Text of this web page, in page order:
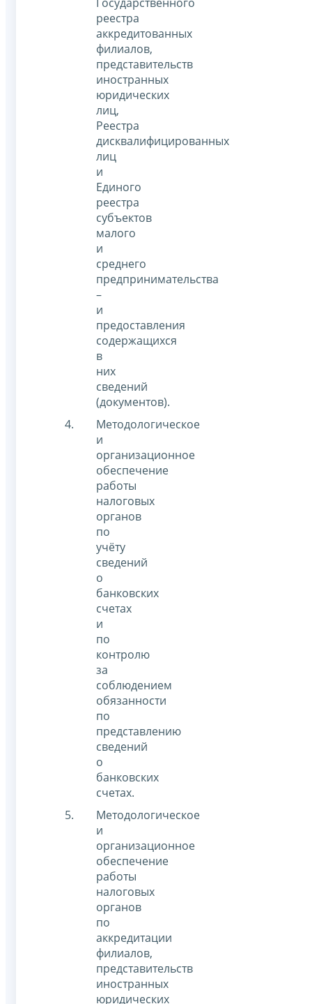
Государственного
реестра
аккредитованных
филиалов,
представительств
иностранных
юридических
лиц,
Реестра
дисквалифицированных
лиц
и
Единого
реестра
субъектов
малого
и
среднего
предпринимательства
–
и
предоставления
содержащихся
в
них
сведений
(документов).
Методологическое
и
организационное
обеспечение
работы
налоговых
органов
по
учёту
сведений
о
банковских
счетах
и
по
контролю
за
соблюдением
обязанности
по
представлению
сведений
о
банковских
счетах.
Методологическое
и
организационное
обеспечение
работы
налоговых
органов
по
аккредитации
филиалов,
представительств
иностранных
юридических